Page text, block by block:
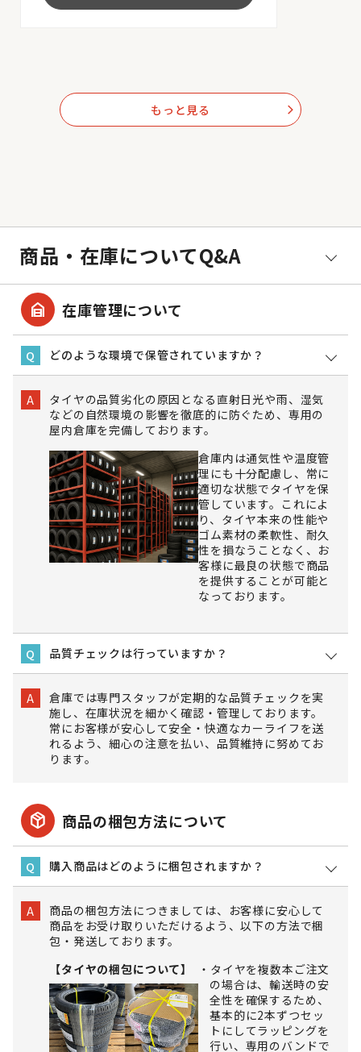
もっと見る arrow_forward_ios
商品・在庫についてQ&A
garage_home 在庫管理について
Q どのような環境で保管されていますか？
A
タイヤの品質劣化の原因となる直射日光や雨、湿気
などの自然環境の影響を徹底的に防ぐため、専用の
屋内倉庫を完備しております。
倉庫内は通気性や温度管
理にも十分配慮し、常に
適切な状態でタイヤを保
管しています。これによ
り、タイヤ本来の性能や
ゴム素材の柔軟性、耐久
性を損なうことなく、お
客様に最良の状態で商品
を提供することが可能と
なっております。
Q 品質チェックは行っていますか？
A
倉庫では専門スタッフが定期的な品質チェックを実
施し、在庫状況を細かく確認・管理しております。
常にお客様が安心して安全・快適なカーライフを送
れるよう、細心の注意を払い、品質維持に努めてお
ります。
package_2 商品の梱包方法について
Q 購入商品はどのように梱包されますか？
A
商品の梱包方法につきましては、お客様に安心して
商品をお受け取りいただけるよう、以下の方法で梱
包・発送しております。
【タイヤの梱包について】
タイヤを複数本ご注文
の場合は、輸送時の安
全性を確保するため、
基本的に2本ずつセッ
トにしてラッピングを
行い、専用のバンドで